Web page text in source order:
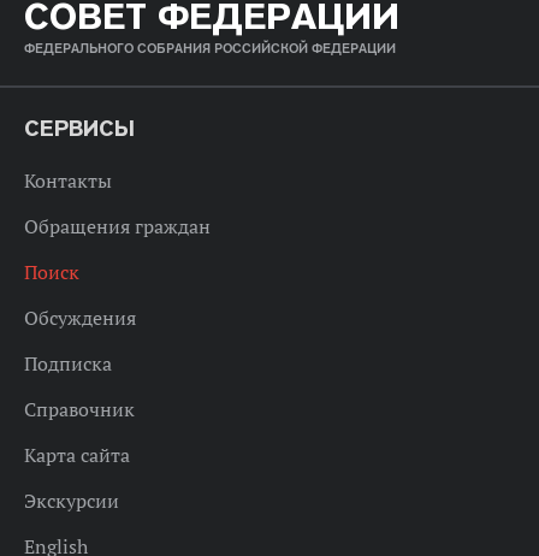
СОВЕТ ФЕДЕРАЦИИ
ФЕДЕРАЛЬНОГО СОБРАНИЯ РОССИЙСКОЙ ФЕДЕРАЦИИ
СЕРВИСЫ
Контакты
Обращения граждан
Поиск
Обсуждения
Подписка
Справочник
Карта сайта
Экскурсии
English